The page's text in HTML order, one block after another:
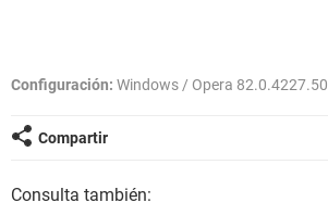
Configuración: Windows / Opera 82.0.4227.50
Compartir
Consulta también: